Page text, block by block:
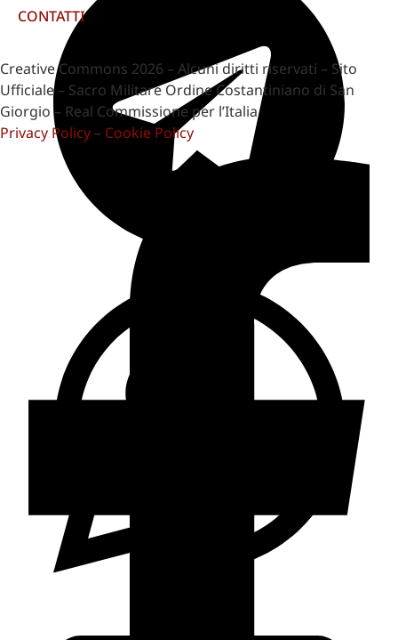
CONTATTI
Creative Commons 2026 – Alcuni diritti riservati – Sito
Ufficiale – Sacro Militare Ordine Costantiniano di San
Giorgio – Real Commissione per l’Italia
Privacy Policy – Cookie Policy